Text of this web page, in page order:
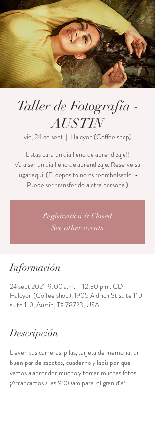
Taller de Fotografía -
AUSTIN
vie, 24 de sept
  |
Halcyon (Coffee shop)
Listas para un día lleno de aprendizaje!!
Va a ser un día lleno de aprendizaje. Reserve su
lugar aquí. (El deposito no es reembolsable. -
Puede ser transferido a otra persona.)
Registration is Closed
See other events
Información
24 sept 2021, 9:00 a.m. – 12:30 p.m. CDT
Halcyon (Coffee shop), 1905 Aldrich St suite 110
suite 110, Austin, TX 78723, USA
Descripción
Lleven sus cameras, pilas, tarjeta de memoria, un
buen par de zapatos, cuaderno y lapiz por que
vamos a aprender mucho y tomar muchas fotos.
¡Arrancamos a las 9:00am para  el gran día!